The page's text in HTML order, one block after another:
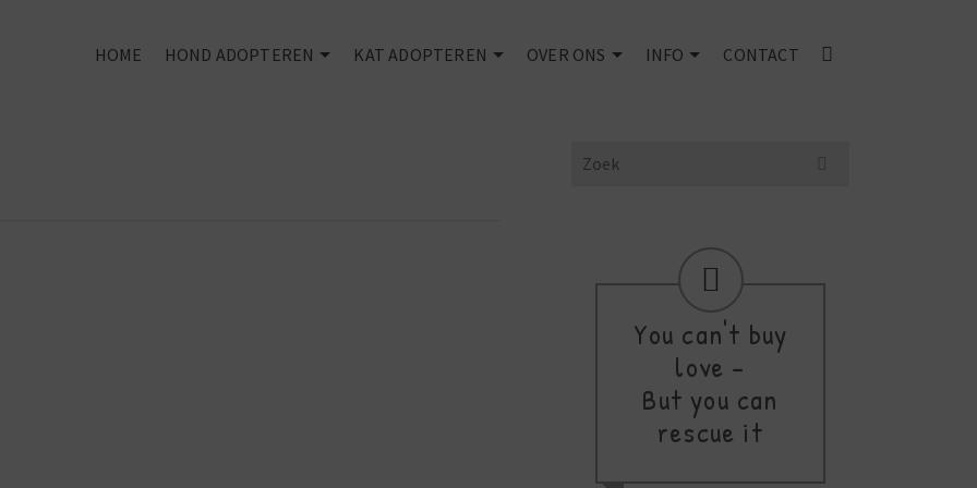
HOME HOND ADOPTEREN KAT ADOPTEREN OVER ONS INFO CONTACT
Search
You can't buy
love -
But you can
rescue it